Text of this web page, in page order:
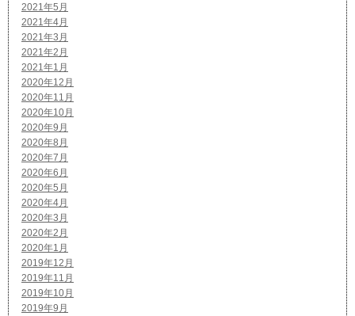
2021年5月
2021年4月
2021年3月
2021年2月
2021年1月
2020年12月
2020年11月
2020年10月
2020年9月
2020年8月
2020年7月
2020年6月
2020年5月
2020年4月
2020年3月
2020年2月
2020年1月
2019年12月
2019年11月
2019年10月
2019年9月